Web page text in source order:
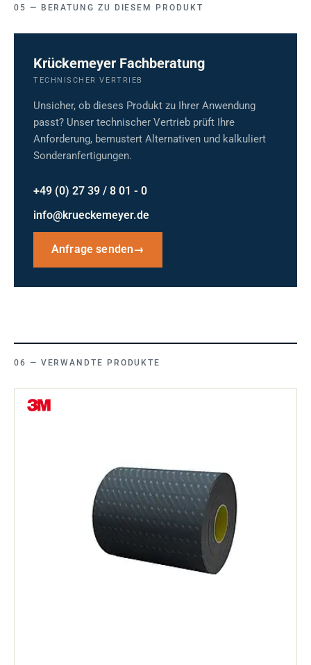
BERATUNG ZU DIESEM PRODUKT
Krückemeyer Fachberatung
TECHNISCHER VERTRIEB
Unsicher, ob dieses Produkt zu Ihrer Anwendung
passt? Unser technischer Vertrieb prüft Ihre
Anforderung, bemustert Alternativen und kalkuliert
Sonderanfertigungen.
+49 (0) 27 39 / 8 01 - 0
info@krueckemeyer.de
Anfrage senden→
VERWANDTE PRODUKTE